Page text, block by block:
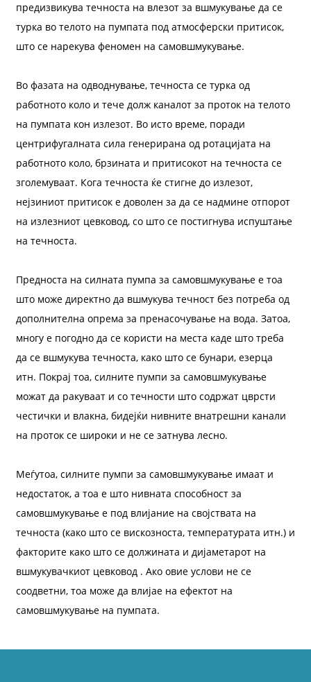
предизвикува течноста на влезот за вшмукување да се
турка во телото на пумпата под атмосферски притисок,
што се нарекува феномен на самовшмукување.
Во фазата на одводнување, течноста се турка од
работното коло и тече долж каналот за проток на телото
на пумпата кон излезот. Во исто време, поради
центрифугалната сила генерирана од ротацијата на
работното коло, брзината и притисокот на течноста се
зголемуваат. Кога течноста ќе стигне до излезот,
нејзиниот притисок е доволен за да се надмине отпорот
на излезниот цевковод, со што се постигнува испуштање
на течноста.
Предноста на силната пумпа за самовшмукување е тоа
што може директно да вшмукува течност без потреба од
дополнителна опрема за пренасочување на вода. Затоа,
многу е погодно да се користи на места каде што треба
да се вшмукува течноста, како што се бунари, езерца
итн. Покрај тоа, силните пумпи за самовшмукување
можат да ракуваат и со течности што содржат цврсти
честички и влакна, бидејќи нивните внатрешни канали
на проток се широки и не се затнува лесно.
Меѓутоа, силните пумпи за самовшмукување имаат и
недостаток, а тоа е што нивната способност за
самовшмукување е под влијание на својствата на
течноста (како што се вискозноста, температурата итн.) и
факторите како што се должината и дијаметарот на
вшмукувачкиот цевковод . Ако овие услови не се
соодветни, тоа може да влијае на ефектот на
самовшмукување на пумпата.